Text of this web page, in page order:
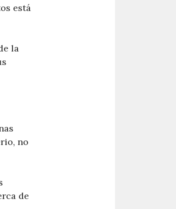
está
la
no
de